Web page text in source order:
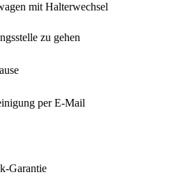
mit Halterwechsel
zu gehen
per E-Mail
Garantie